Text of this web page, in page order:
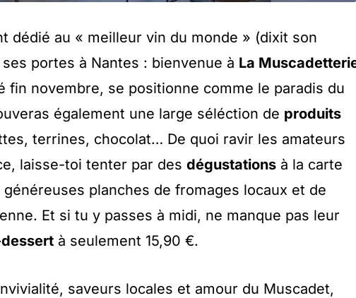
dédié au « meilleur vin du monde » (dixit son
portes à Nantes : bienvenue à La
fin novembre, se positionne comme le paradis du
également une large séléction de produits
terrines, chocolat… De quoi ravir les amateurs
laisse-toi tenter par des dégustations à la carte
planches de fromages locaux et de
Et si tu y passes à midi, ne manque pas leur
à seulement 15,90 €.
saveurs locales et amour du Muscadet,